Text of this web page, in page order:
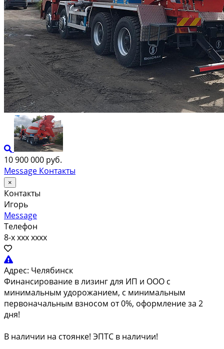
10 900 000 руб.
Message Контакты
×
Контакты
Игорь
Message
Телефон
8-x xxx xxxx
Адрес: Челябинск
Финансирование в лизинг для ИП и ООО с
минимальным удорожанием, с минимальным
первоначальным взносом от 0%, оформление за 2
дня!
В наличии на стоянке! ЭПТС в наличии!